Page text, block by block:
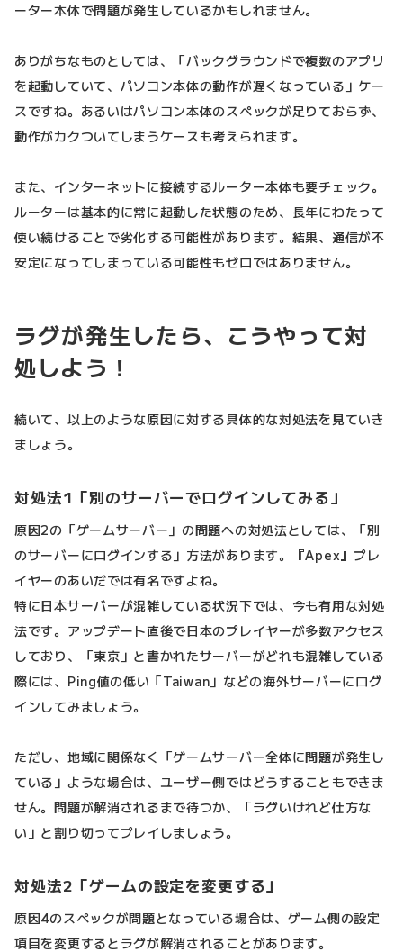
ーター本体で問題が発生しているかもしれません。
ありがちなものとしては、「バックグラウンドで複数のアプリ
を起動していて、パソコン本体の動作が遅くなっている」ケー
スですね。あるいはパソコン本体のスペックが足りておらず、
動作がカクついてしまうケースも考えられます。
また、インターネットに接続するルーター本体も要チェック。
ルーターは基本的に常に起動した状態のため、長年にわたって
使い続けることで劣化する可能性があります。結果、通信が不
安定になってしまっている可能性もゼロではありません。
ラグが発生したら、こうやって対
処しよう！
続いて、以上のような原因に対する具体的な対処法を見ていき
ましょう。
対処法1「別のサーバーでログインしてみる」
原因2の「ゲームサーバー」の問題への対処法としては、「別
のサーバーにログインする」方法があります。『Apex』プレ
イヤーのあいだでは有名ですよね。
特に日本サーバーが混雑している状況下では、今も有用な対処
法です。アップデート直後で日本のプレイヤーが多数アクセス
しており、「東京」と書かれたサーバーがどれも混雑している
際には、Ping値の低い「Taiwan」などの海外サーバーにログ
インしてみましょう。
ただし、地域に関係なく「ゲームサーバー全体に問題が発生し
ている」ような場合は、ユーザー側ではどうすることもできま
せん。問題が解消されるまで待つか、「ラグいけれど仕方な
い」と割り切ってプレイしましょう。
対処法2「ゲームの設定を変更する」
原因4のスペックが問題となっている場合は、ゲーム側の設定
項目を変更するとラグが解消されることがあります。